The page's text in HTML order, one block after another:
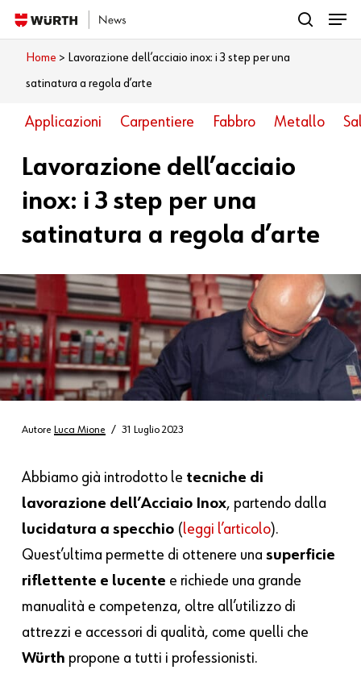
Skip
to
main
content
Cosa vuoi leggere?
search
Menu
Home > Lavorazione dell’acciaio inox: i 3 step per una
satinatura a regola d’arte
Applicazioni Carpentiere Fabbro Metallo
Lavorazione dell’acciaio
inox: i 3 step per una
satinatura a regola d’arte
Autore Luca Mione 31 Luglio 2023
Abbiamo già introdotto le tecniche di
lavorazione dell’Acciaio Inox, partendo dalla
lucidatura a specchio(leggi l’articolo).
Quest’ultima permette di ottenere una superficie
riflettente e lucente e richiede una grande
manualità e competenza, oltre all’utilizzo di
attrezzi e accessori di qualità, come quelli che
Würth propone a tutti i professionisti.